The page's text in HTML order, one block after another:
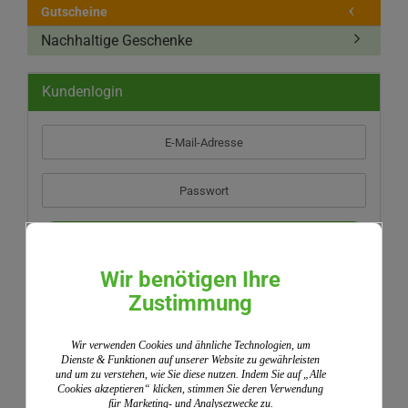
Gutscheine
Nachhaltige Geschenke
Kundenlogin
Mail-
Adresse
Passwort
Neues Konto erstellen
Passwort vergessen?
Schnellkauf
Wir benötigen Ihre
Zustimmung
Wir verwenden Cookies und ähnliche Technologien, um
Dienste & Funktionen auf unserer Website zu gewährleisten
und um zu verstehen, wie Sie diese nutzen. Indem Sie auf „Alle
Cookies akzeptieren“ klicken, stimmen Sie deren Verwendung
für Marketing- und Analysezwecke zu.